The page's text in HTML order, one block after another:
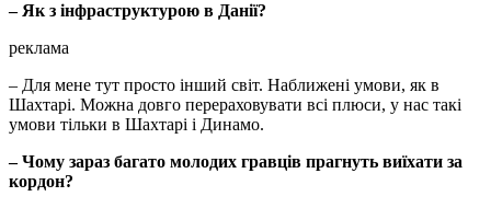
– Як з інфраструктурою в Данії?
реклама
– Для мене тут просто інший світ. Наближені умови, як в
Шахтарі. Можна довго перераховувати всі плюси, у нас такі
умови тільки в Шахтарі і Динамо.
– Чому зараз багато молодих гравців прагнуть виїхати за
кордон?